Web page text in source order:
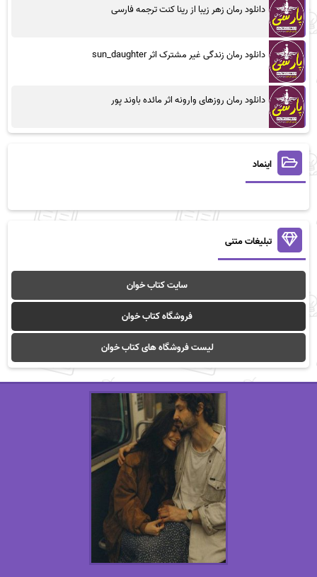
دانلود رمان زهر زیبا از رینا کنت ترجمه فارسی
دانلود رمان زندگی غیر مشترک اثر sun_daughter
دانلود رمان روزهای وارونه اثر مائده باوند پور
اینماد
تبلیغات متنی
سایت کتاب خوان
فروشگاه کتاب خوان
لیست فروشگاه های کتاب خوان